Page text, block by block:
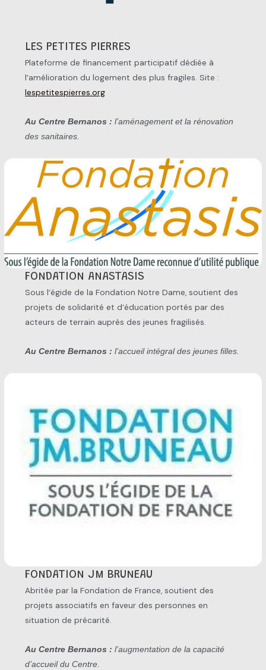
LES PETITES PIERRES
Plateforme de financement participatif dédiée à
l’amélioration du logement des plus fragiles. Site :
lespetitespierres.org
Au Centre Bernanos : l’aménagement et la rénovation
des sanitaires.
FONDATION ANASTASIS
Sous l’égide de la Fondation Notre Dame, soutient des
projets de solidarité et d’éducation portés par des
acteurs de terrain auprès des jeunes fragilisés.
Au Centre Bernanos : l’accueil intégral des jeunes filles.
FONDATION JM BRUNEAU
Abritée par la Fondation de France, soutient des
projets associatifs en faveur des personnes en
situation de précarité.
Au Centre Bernanos : l’augmentation de la capacité
d’accueil du Centre.